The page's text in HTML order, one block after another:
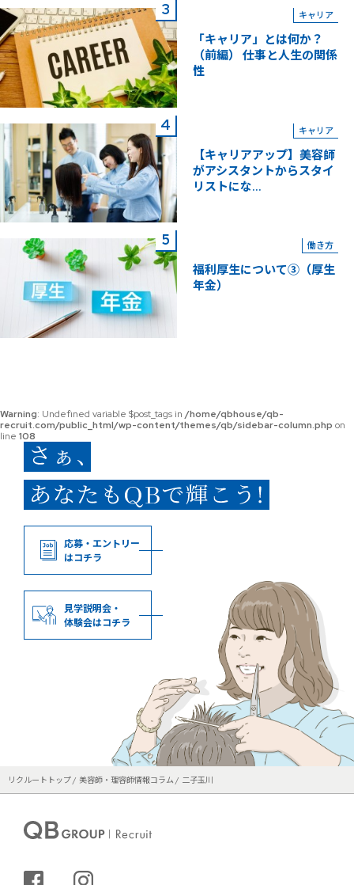
キャリア
「キャリア」とは何か？
（前編） 仕事と人生の関係
性
キャリア
【キャリアアップ】美容師
がアシスタントからスタイ
リストにな...
働き方
福利厚生について③（厚生
年金）
Warning: Undefined variable $post_tags in /home/qbhouse/qb-
recruit.com/public_html/wp-content/themes/qb/sidebar-column.php on
line 108
応募・エントリー
はコチラ
見学説明会・
体験会はコチラ
リクルートトップ 美容師・理容師情報コラム 二子玉川
シェアする